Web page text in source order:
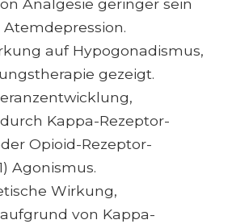
Analgesie geringer sein
auf Hypogonadismus,
gezeigt.
Kappa-Rezeptor-
Opioid-Rezeptor-
Agonismus.
Wirkung,
von Kappa-